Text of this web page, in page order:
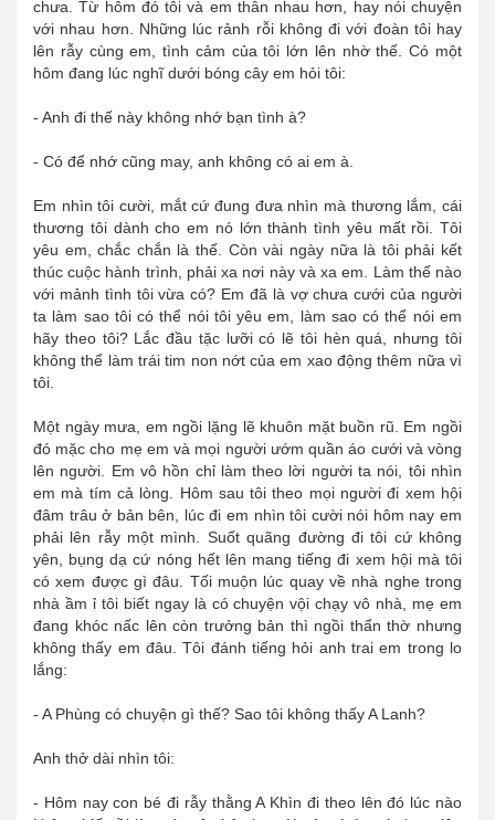
chưa. Từ hôm đó tôi và em thân nhau hơn, hay nói chuyện
với nhau hơn. Những lúc rảnh rỗi không đi với đoàn tôi hay
lên rẫy cùng em, tình cảm của tôi lớn lên nhờ thế. Có một
hôm đang lúc nghĩ dưới bóng cây em hỏi tôi:
- Anh đi thế này không nhớ bạn tình à?
- Có để nhớ cũng may, anh không có ai em à.
Em nhìn tôi cười, mắt cứ đung đưa nhìn mà thương lắm, cái
thương tôi dành cho em nó lớn thành tình yêu mất rồi. Tôi
yêu em, chắc chắn là thế. Còn vài ngày nữa là tôi phải kết
thúc cuộc hành trình, phải xa nơi này và xa em. Làm thế nào
với mảnh tình tôi vừa có? Em đã là vợ chưa cưới của người
ta làm sao tôi có thể nói tôi yêu em, làm sao có thể nói em
hãy theo tôi? Lắc đầu tặc lưỡi có lẽ tôi hèn quá, nhưng tôi
không thể làm trái tim non nớt của em xao động thêm nữa vì
tôi.
Một ngày mưa, em ngồi lặng lẽ khuôn mặt buồn rũ. Em ngồi
đó mặc cho mẹ em và mọi người ướm quần áo cưới và vòng
lên người. Em vô hồn chỉ làm theo lời người ta nói, tôi nhìn
em mà tím cả lòng. Hôm sau tôi theo mọi người đi xem hội
đâm trâu ở bản bên, lúc đi em nhìn tôi cười nói hôm nay em
phải lên rẫy một mình. Suốt quãng đường đi tôi cứ không
yên, bụng dạ cứ nóng hết lên mang tiếng đi xem hội mà tôi
có xem được gì đâu. Tối muộn lúc quay về nhà nghe trong
nhà ầm ỉ tôi biết ngay là có chuyện vội chạy vô nhà, mẹ em
đang khóc nấc lên còn trưởng bản thì ngồi thẩn thờ nhưng
không thấy em đâu. Tôi đánh tiếng hỏi anh trai em trong lo
lắng:
- A Phùng có chuyện gì thế? Sao tôi không thấy A Lanh?
Anh thở dài nhìn tôi:
- Hôm nay con bé đi rẫy thằng A Khìn đi theo lên đó lúc nào